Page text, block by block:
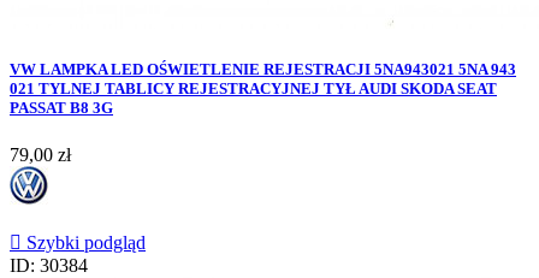
VW LAMPKA LED OŚWIETLENIE REJESTRACJI 5NA943021 5NA 943
021 TYLNEJ TABLICY REJESTRACYJNEJ TYŁ AUDI SKODA SEAT
PASSAT B8 3G
Cena
79,00 zł
 Szybki podgląd
ID: 30384